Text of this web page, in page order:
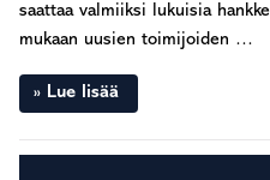
saattaa valmiiksi lukuisia
mukaan uusien toimijoiden …
Lue lisää